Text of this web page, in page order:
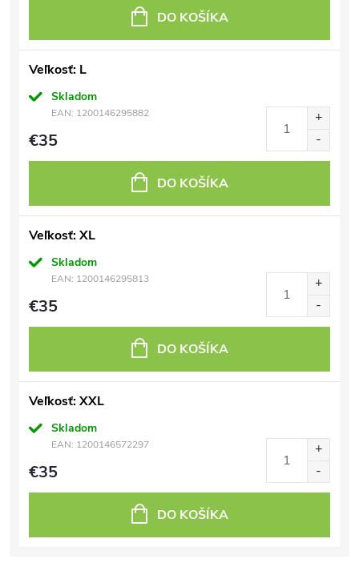
DO KOŠÍKA
Veľkosť: L
Skladom
EAN: 1200146295882
€35
DO KOŠÍKA
Veľkosť: XL
Skladom
EAN: 1200146295813
€35
DO KOŠÍKA
Veľkosť: XXL
Skladom
EAN: 1200146572297
€35
DO KOŠÍKA